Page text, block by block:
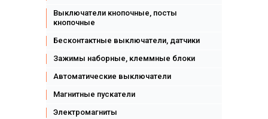
Выключатели кнопочные, посты
кнопочные
Бесконтактные выключатели, датчики
Зажимы наборные, клеммные блоки
Автоматические выключатели
Магнитные пускатели
Электромагниты